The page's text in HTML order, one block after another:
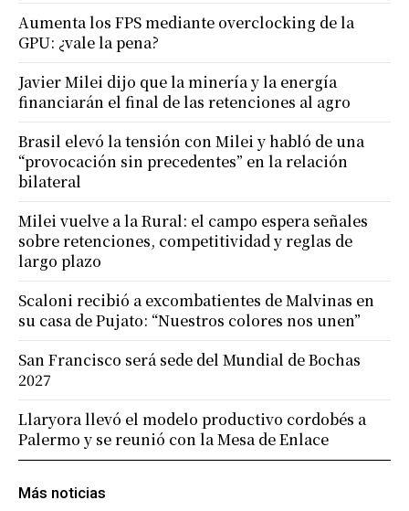
Más noticias
Aumenta los FPS mediante overclocking de la
GPU: ¿vale la pena?
Javier Milei dijo que la minería y la energía
financiarán el final de las retenciones al agro
Brasil elevó la tensión con Milei y habló de una
“provocación sin precedentes” en la relación
bilateral
Milei vuelve a la Rural: el campo espera señales
sobre retenciones, competitividad y reglas de
largo plazo
Scaloni recibió a excombatientes de Malvinas en
su casa de Pujato: “Nuestros colores nos unen”
San Francisco será sede del Mundial de Bochas
2027
Llaryora llevó el modelo productivo cordobés a
Palermo y se reunió con la Mesa de Enlace